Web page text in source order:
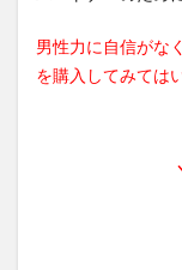
男性力に自信がな
を購入してみては